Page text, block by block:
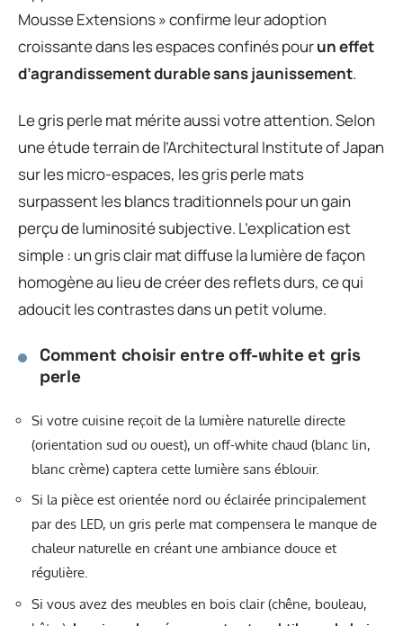
Mousse Extensions » confirme leur adoption
croissante dans les espaces confinés pourun effet
d’agrandissement durable sans jaunissement.
Le gris perle mat mérite aussi votre attention. Selon
une étude terrain de l’Architectural Institute of Japan
sur les micro-espaces, les gris perle mats
surpassent les blancs traditionnels pour un gain
perçu de luminosité subjective. L’explication est
simple : un gris clair mat diffuse la lumière de façon
homogène au lieu de créer des reflets durs, ce qui
adoucit les contrastes dans un petit volume.
Comment choisir entre off-white et gris
perle
Si votre cuisine reçoit de la lumière naturelle directe
(orientation sud ou ouest), un off-white chaud (blanc lin,
blanc crème) captera cette lumière sans éblouir.
Si la pièce est orientée nord ou éclairée principalement
par des LED, un gris perle mat compensera le manque de
chaleur naturelle en créant une ambiance douce et
régulière.
Si vous avez des meubles en bois clair (chêne, bouleau,